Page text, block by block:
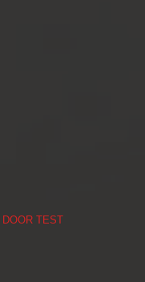
TEST